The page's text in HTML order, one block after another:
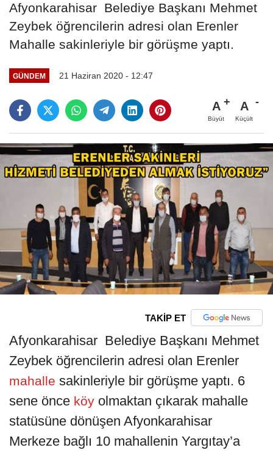
Afyonkarahisar Belediye Başkanı Mehmet
Zeybek öğrencilerin adresi olan Erenler
Mahalle sakinleriyle bir görüşme yaptı.
GÜNDEM 21 Haziran 2020 - 12:47
A
Büyüt
A
Küçült
TAKİP ET
Afyonkarahisar Belediye Başkanı Mehmet
Zeybek öğrencilerin adresi olan Erenler
mahalle sakinleriyle bir görüşme yaptı. 6
sene önce köy olmaktan çıkarak mahalle
statüsüne dönüşen Afyonkarahisar
Merkeze bağlı 10 mahallenin Yargıtay’a